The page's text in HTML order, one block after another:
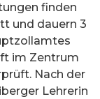
finden
und dauern 3
im Zentrum
Nach der
Lehrerin